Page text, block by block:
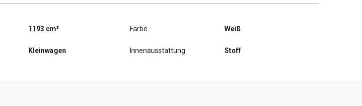
1193 cm³
Kleinwagen
Farbe Weiß
Innenausstattung Stoff